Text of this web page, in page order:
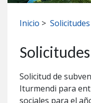
Inicio > Solicitudes
Solicitud de
Iturmendi para
sociales para el